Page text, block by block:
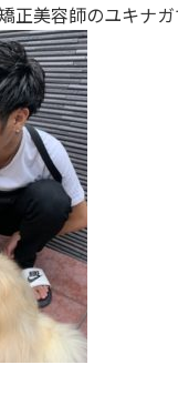
正美容師のユキナガ